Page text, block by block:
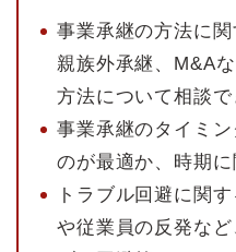
事業承継の方法に関
親族外承継、M&A
方法について相談で
事業承継のタイミ
のが最適か、時期に
トラブル回避に関
や従業員の反発な